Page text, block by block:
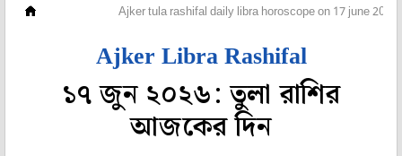
Ajker tula rashifal daily libra horoscope on 17 june 2026
Ajker Libra Rashifal
১৭ জুন ২০২৬: তুলা রাশির
আজকের দিন